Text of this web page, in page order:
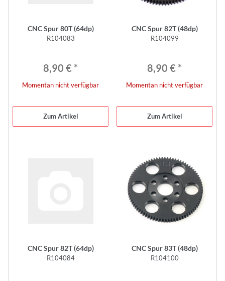
CNC Spur 80T (64dp)
R104083
8,90 € *
Momentan nicht verfügbar
Zum Artikel
CNC Spur 82T (48dp)
R104099
8,90 € *
Momentan nicht verfügbar
Zum Artikel
CNC Spur 82T (64dp)
R104084
CNC Spur 83T (48dp)
R104100